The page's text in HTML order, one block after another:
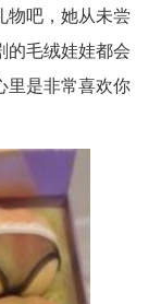
物吧，她从未尝
的毛绒娃娃都会
里是非常喜欢你